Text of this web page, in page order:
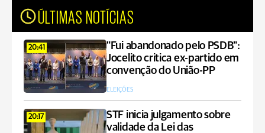
ÚLTIMAS NOTÍCIAS
20:41
"Fui abandonado pelo PSDB":
Jocelito critica ex-partido em
convenção do União-PP
ELEIÇÕES
20:17
STF inicia julgamento sobre
validade da Lei das